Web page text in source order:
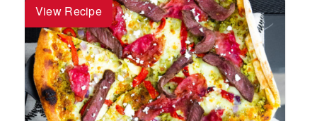
View Recipe